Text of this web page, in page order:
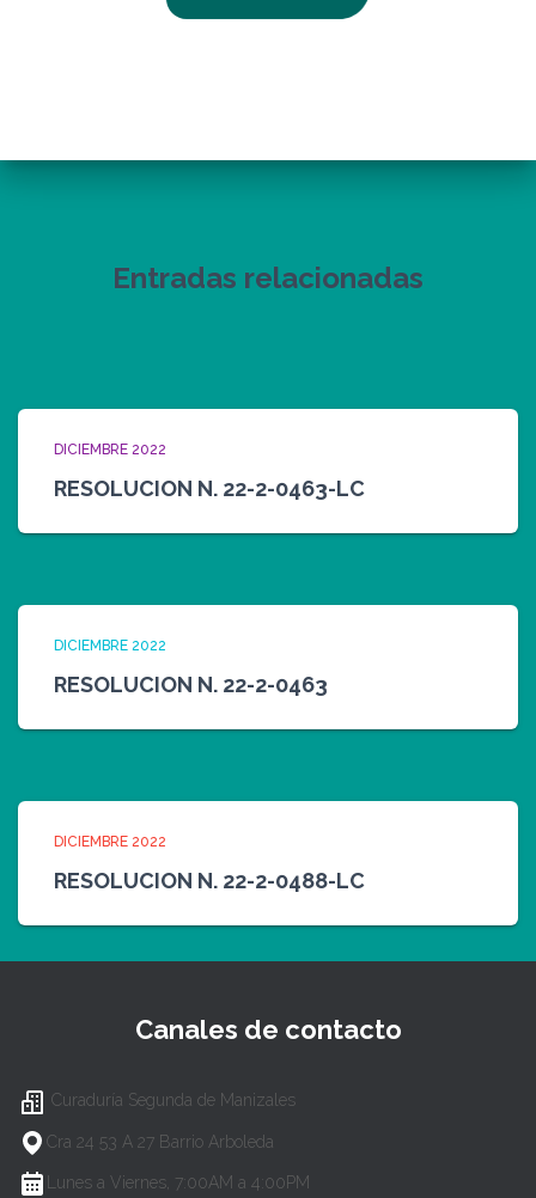
Entradas relacionadas
DICIEMBRE 2022
RESOLUCION N. 22-2-0463-LC
DICIEMBRE 2022
RESOLUCION N. 22-2-0463
DICIEMBRE 2022
RESOLUCION N. 22-2-0488-LC
Canales de contacto
Curaduría Segunda de Manizales
Cra 24 53 A 27 Barrio Arboleda
Lunes a Viernes, 7:00AM a 4:00PM